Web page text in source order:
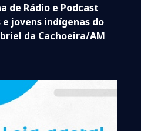
de Rádio e Podcast
jovens indígenas do
da Cachoeira/AM